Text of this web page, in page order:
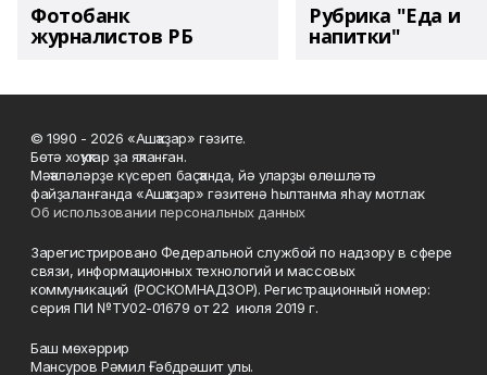
Фотобанк
журналистов РБ
Рубрика "Еда и
напитки"
© 1990 - 2026 «Ашҡаҙар» гәзите.
Бөтә хоҡуҡтар ҙа яҡланған.
Мәҡәләләрҙе күсереп баҫҡанда, йә уларҙы өлөшләтә
файҙаланғанда «Ашҡаҙар» гәзитенә һылтанма яһау мотлаҡ.
Об использовании персональных данных
Зарегистрировано Федеральной службой по надзору в сфере
связи, информационных технологий и массовых
коммуникаций (РОСКОМНАДЗОР). Регистрационный номер:
серия ПИ №ТУ02-01679 от 22 июля 2019 г.
Баш мөхәррир
Мансуров Рәмил Ғәбдрәшит улы.